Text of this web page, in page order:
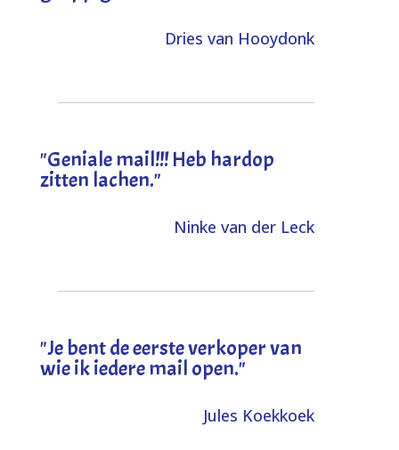
Dries van Hooydonk
"Geniale mail!!! Heb hardop
zitten lachen."
Ninke van der Leck
"Je bent de eerste verkoper van
wie ik iedere mail open."
Jules Koekkoek